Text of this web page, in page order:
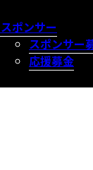
スポンサー
スポンサー
応援募金